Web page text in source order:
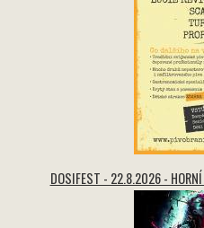
DOSIFEST - 22.8.2026 -